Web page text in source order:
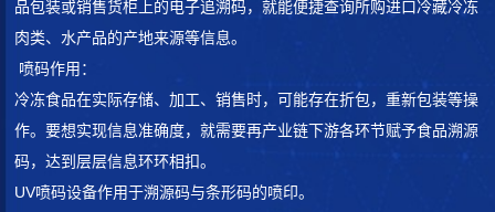
品包装或销售货柜上的电子追溯码，就能便捷查询所购进口冷藏冷冻
肉类、水产品的产地来源等信息。
喷码作用：
冷冻食品在实际存储、加工、销售时，可能存在折包，重新包装等操
作。要想实现信息准确度，就需要再产业链下游各环节赋予食品溯源
码，达到层层信息环环相扣。
UV喷码设备作用于溯源码与条形码的喷印。